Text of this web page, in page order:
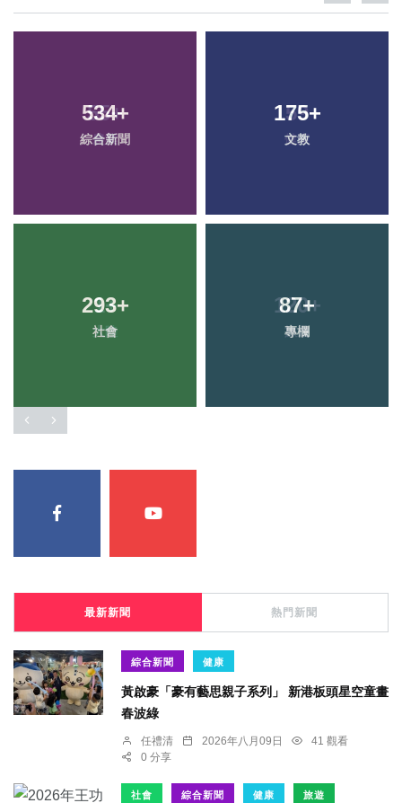
534+
綜合新聞
175+
文教
293+
社會
87+
專欄
最新新聞 熱門新聞
綜合新聞 健康
黃啟豪「豪有藝思親子系列」 新港板頭星空童畫
春波綠
任禮清 2026年八月09日
41 觀看
0 分享
社會 綜合新聞 健康 旅遊